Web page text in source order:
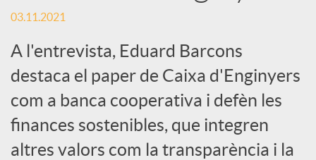
o
c
i
03.11.2021
A l'entrevista, Eduard Barcons
destaca el paper de Caixa d'Enginyers
com a banca cooperativa i defèn les
finances sostenibles, que integren
altres valors com la transparència i la